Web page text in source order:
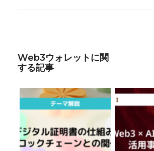
Web3ウォレットに関
する記事